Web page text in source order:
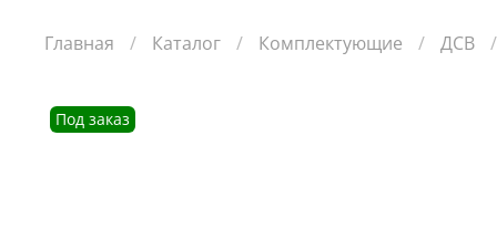
Главная Каталог Комплектующие ДСВ
Под заказ